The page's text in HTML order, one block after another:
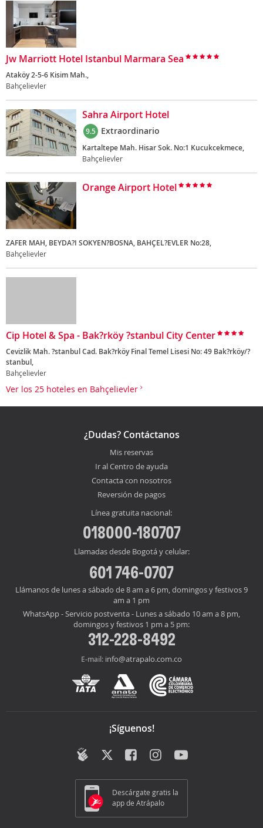
Jw Marriott Hotel Istanbul Marmara Sea
Ataköy 2-5-6 Kisim Mah.,
Bahçelievler
Sahra Airport Hotel
9.5 Extraordinario
Kartaltepe Mah. Hisar Sok. No:1 Kucukcekmece,
Bahçelievler
Orange Airport Hotel
ZAFER MAH, BEYDA?I SOKYEN?BOSNA, BAHÇEL?EVLER No:28,
Bahçelievler
Cip Hotel & Spa - Bak?rköy ?stanbul City Center
Cevizlik Mah. ?stanbul Cad. Bak?rköy Final Temel Lisesi No: 49 Bak?rköy/?
stanbul,
Bahçelievler
Ver los 25 hoteles en Bahçelievler
¿Dudas? Contáctanos
Mis reservas
Ir al Centro de ayuda
Contacta con nosotros
Reversión de pagos
Línea gratuita nacional:
018000-180707
Llamadas desde Bogotá y celular:
601 746-0707
Llámanos de lunes a sábado de 8 am a 6 pm, domingos y festivos 9
am a 1 pm
WhatsApp - Servicio postventa - Lunes a sábado 10 am a 8 pm,
domingos y festivos 1 pm a 5 pm:
312-228-8492
E-mail: info@atrapalo.com.co
¡Síguenos!
Descárgate gratis la
app de Atrápalo